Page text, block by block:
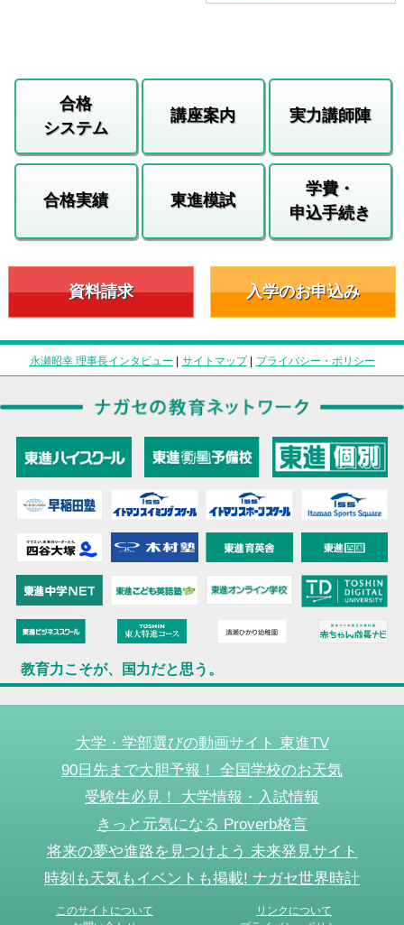
合格
システム
講座案内 実力講師陣
合格実績 東進模試
学費・
申込手続き
資料請求 入学のお申込み
永瀬昭幸 理事長インタビュー サイトマップ| プライバシー・ポリシー
教育力こそが、国力だと思う。
大学・学部選びの動画サイト 東進TV
90日先まで大胆予報！ 全国学校のお天気
受験生必見！ 大学情報・入試情報
きっと元気になる Proverb格言
将来の夢や進路を見つけよう 未来発見サイト
時刻も天気もイベントも掲載! ナガセ世界時計
このサイトについて
リンクについて